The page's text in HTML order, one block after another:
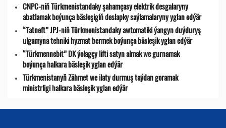
CNPC-niň Türkmenistandaky şahamçasy elektrik desgalaryny
abatlamak boýunça bäsleşigiň deslapky saýlamalaryny yglan edýär
“Tatneft” JPJ-niň Türkmenistandaky awtomatiki ýangyn duýduryş
ulgamyna tehniki hyzmat bermek boýunça bäsleşik yglan edýär
“Türkmennebit” DK ýolagçy lifti satyn almak we gurnamak
boýunça halkara bäsleşik yglan edýär
Türkmenistanyň Zähmet we ilaty durmuş taýdan goramak
ministrligi halkara bäsleşik yglan edýär